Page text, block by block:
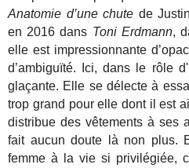
Anatomie d’une chute de
en 2016 dans Toni Erdmann,
elle est impressionnante
d’ambiguïté. Ici, dans le rôle
glaçante. Elle se délecte à
trop grand pour elle dont il est
distribue des vêtements à ses
fait aucun doute là non plus.
femme à la vie si privilégiée,